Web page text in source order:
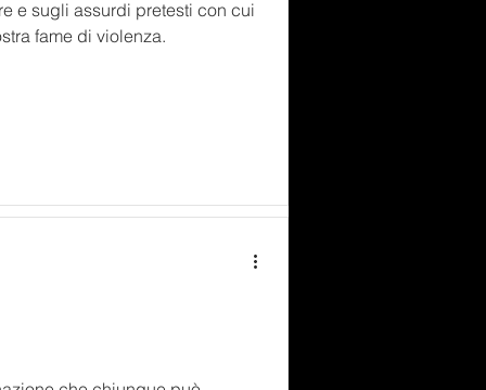
e sugli assurdi pretesti con cui
fame di violenza.